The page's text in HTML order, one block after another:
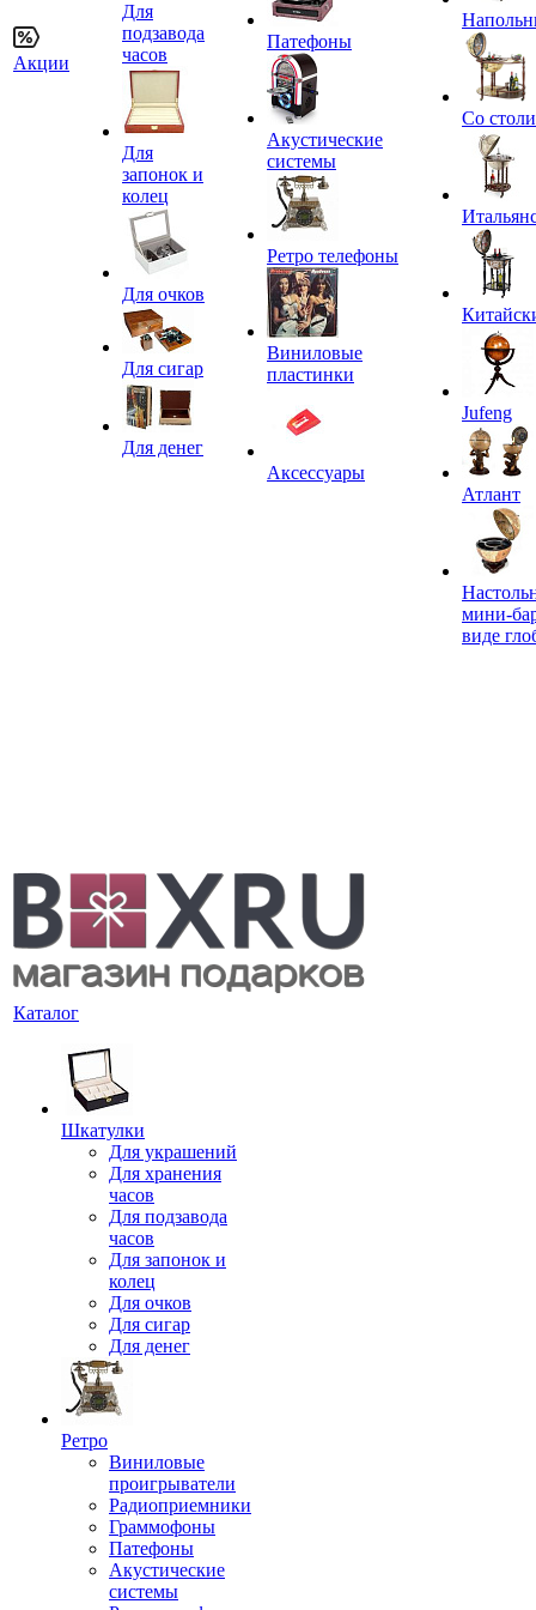
Акции
Для
подзавода
часов
Для
запонок и
колец
Для очков
Для сигар
Для денег
Патефоны
Акустические
системы
Ретро телефоны
Виниловые
пластинки
Аксессуары
Со
Jufeng
Атлант
мини-
виде
Каталог
Шкатулки
Для украшений
Для хранения
часов
Для подзавода
часов
Для запонок и
колец
Для очков
Для сигар
Для денег
Ретро
Виниловые
проигрыватели
Радиоприемники
Граммофоны
Патефоны
Акустические
системы